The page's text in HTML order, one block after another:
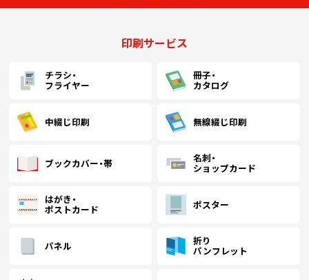
印刷サービス
チラシ・
フライヤー
冊子・
カタログ
中綴じ印刷 無線綴じ印刷
ブックカバー・帯
名刺・
ショップカード
はがき・
ポストカード
ポスター
パネル
折り
パンフレット